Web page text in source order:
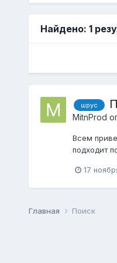
Найдено: 1
шрус
MitnProd
Всем
подходит
17
Главная Поиск